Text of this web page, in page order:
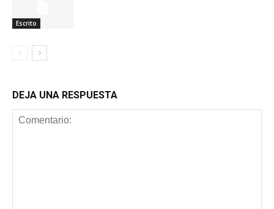
Escrito
DEJA UNA RESPUESTA